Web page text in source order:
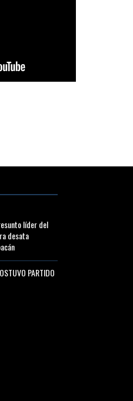
líder del
desata
PARTIDO